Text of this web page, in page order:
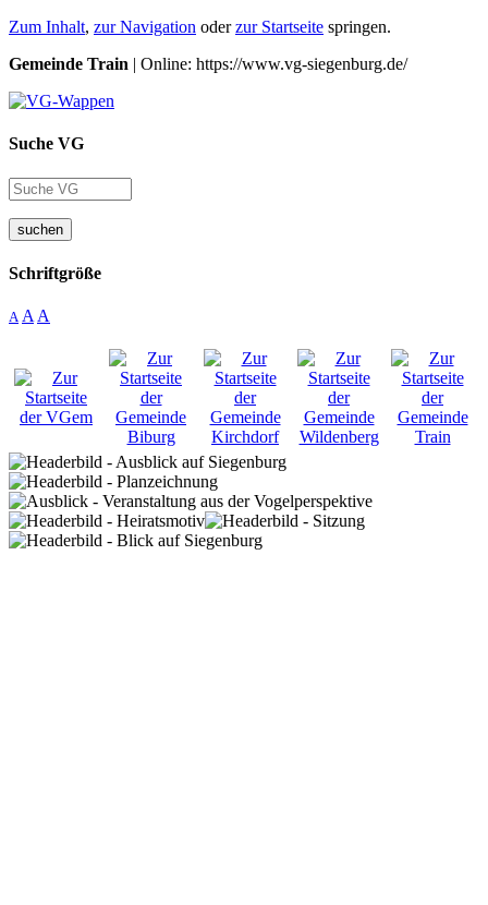
Zum Inhalt, zur Navigation oderzur Startseite springen.
Gemeinde Train | Online: https://www.vg-siegenburg.de/
Suche VG
suchen
Schriftgröße
A A A